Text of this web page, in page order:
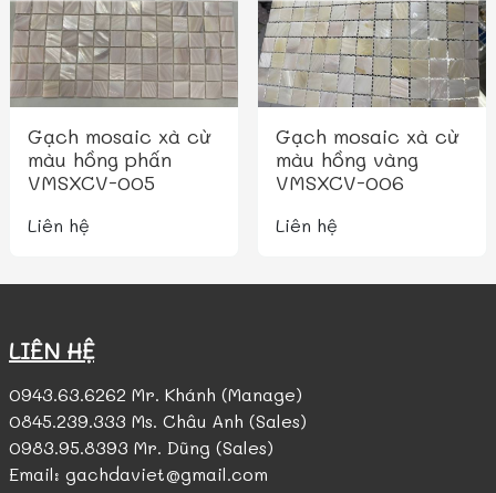
Gạch mosaic xà cừ
màu hồng phấn
VMSXCV-005
Liên hệ
Gạch mosaic xà cừ
màu hồng vàng
VMSXCV-006
Liên hệ
LIÊN HỆ
0943.63.6262 Mr. Khánh (Manage)
0845.239.333 Ms. Châu Anh (Sales)
0983.95.8393 Mr. Dũng (Sales)
Email: gachdaviet@gmail.com